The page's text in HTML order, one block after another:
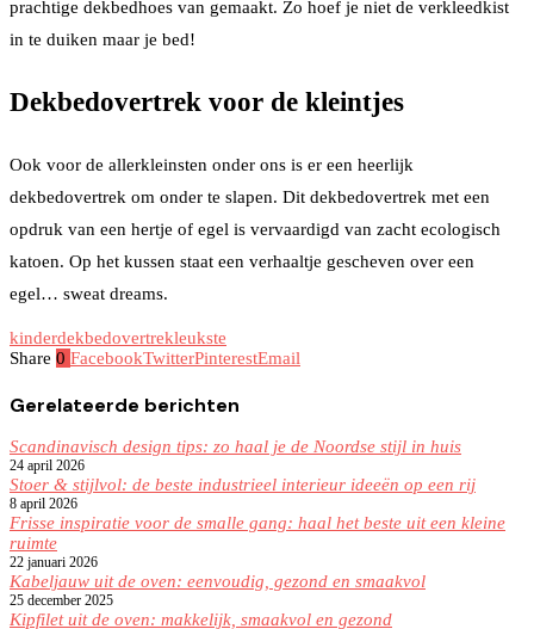
prachtige dekbedhoes van gemaakt. Zo hoef je niet de verkleedkist
in te duiken maar je bed!
Dekbedovertrek voor de kleintjes
Ook voor de allerkleinsten onder ons is er een heerlijk
dekbedovertrek om onder te slapen. Dit dekbedovertrek met een
opdruk van een hertje of egel is vervaardigd van zacht ecologisch
katoen. Op het kussen staat een verhaaltje gescheven over een
egel… sweat dreams.
kinderdekbedovertrekleukste
Share 0 FacebookTwitterPinterestEmail
Gerelateerde berichten
Scandinavisch design tips: zo haal je de Noordse stijl in huis
24 april 2026
Stoer & stijlvol: de beste industrieel interieur ideeën op een rij
8 april 2026
Frisse inspiratie voor de smalle gang: haal het beste uit een kleine
ruimte
22 januari 2026
Kabeljauw uit de oven: eenvoudig, gezond en smaakvol
25 december 2025
Kipfilet uit de oven: makkelijk, smaakvol en gezond